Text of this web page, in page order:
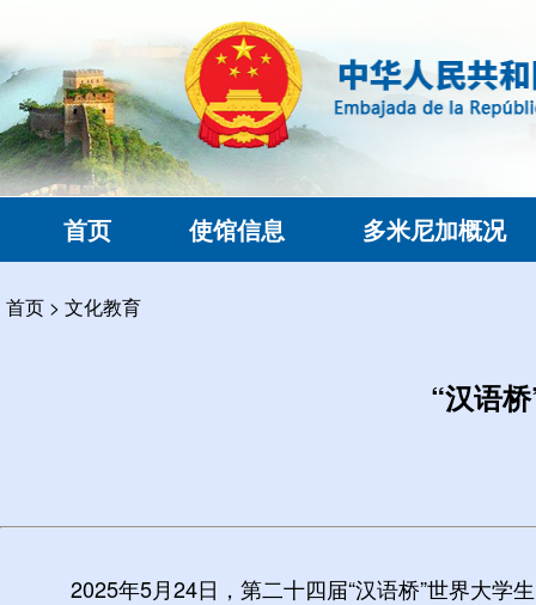
首页 使馆信息 多米尼加概况
首页 > 文化教育
“汉语
2025年5月24日，第二十四届“汉语桥”世界大学